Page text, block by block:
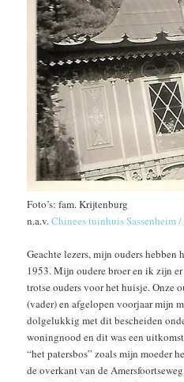
Foto’s: fam. Krijtenburg
n.a.v.Chinees tuinhuis Sassenheim
Geachte lezers, mijn ouders
1953. Mijn oudere broer en ik zijn
trotse ouders voor het huisje. Onze
(vader) en afgelopen voorjaar mijn
dolgelukkig met dit bescheiden
woningnood en dit was een
“het patersbos” zoals mijn moeder
de overkant van de